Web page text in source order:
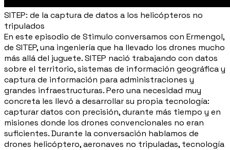
SITEP: de la captura de datos a los helicópteros no
tripulados
En este episodio de Stimulo conversamos con Ermengol,
de SITEP, una ingeniería que ha llevado los drones mucho
más allá del juguete. SITEP nació trabajando con datos
sobre el territorio, sistemas de información geográfica y
captura de información para administraciones y
grandes infraestructuras. Pero una necesidad muy
concreta les llevó a desarrollar su propia tecnología:
capturar datos con precisión, durante más tiempo y en
misiones donde los drones convencionales no eran
suficientes. Durante la conversación hablamos de
drones helicóptero, aeronaves no tripuladas, tecnología